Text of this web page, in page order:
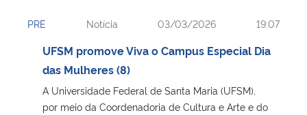
PRE Notícia 03/03/2026 19:07
UFSM promove Viva o Campus Especial Dia
das Mulheres (8)
A Universidade Federal de Santa Maria (UFSM),
por meio da Coordenadoria de Cultura e Arte e do